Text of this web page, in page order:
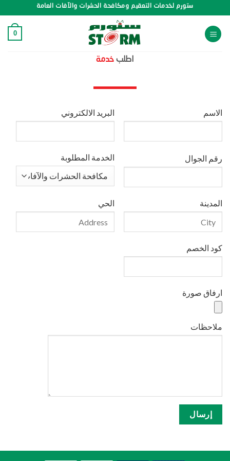
للمحتوى
ستورم لخدمات التعقيم ومكافحة الحشرات والآفات العامة
0
اطلب خدمة
الاسم البريد الالكتروني
رقم الجوال الخدمة المطلوبة
المدينة الحي
كود الخصم
ارفاق صورة
ملاحظات